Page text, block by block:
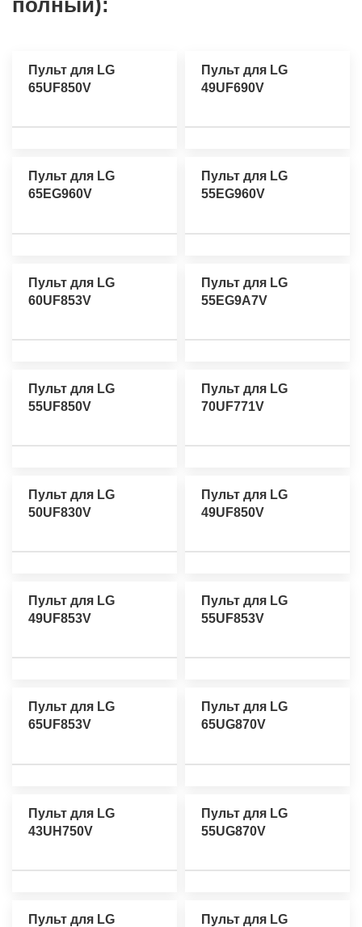
полный):
Пульт для LG
65UF850V
Пульт для LG
49UF690V
Пульт для LG
65EG960V
Пульт для LG
55EG960V
Пульт для LG
60UF853V
Пульт для LG
55EG9A7V
Пульт для LG
55UF850V
Пульт для LG
70UF771V
Пульт для LG
50UF830V
Пульт для LG
49UF850V
Пульт для LG
49UF853V
Пульт для LG
55UF853V
Пульт для LG
65UF853V
Пульт для LG
65UG870V
Пульт для LG
43UH750V
Пульт для LG
55UG870V
Пульт для LG
Пульт для LG